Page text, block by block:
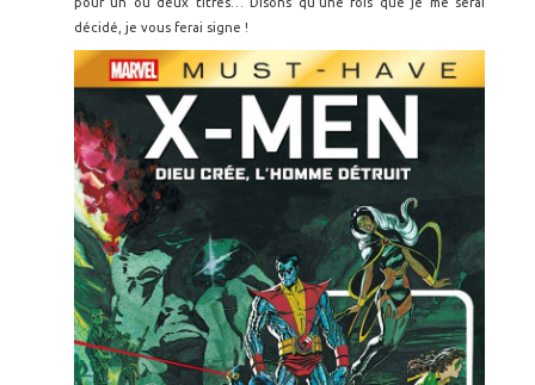
décidé, je vous ferai signe !